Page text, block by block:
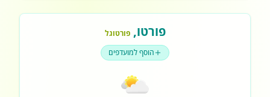
פורטו,פורטוגל
הוסף למועדפים